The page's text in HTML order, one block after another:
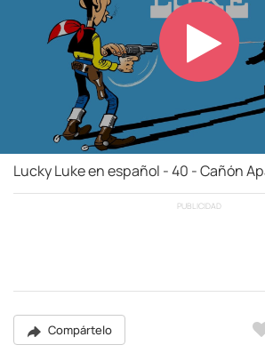
Lucky Luke en español - 40 - Cañón
PUBLICIDAD
Compártelo